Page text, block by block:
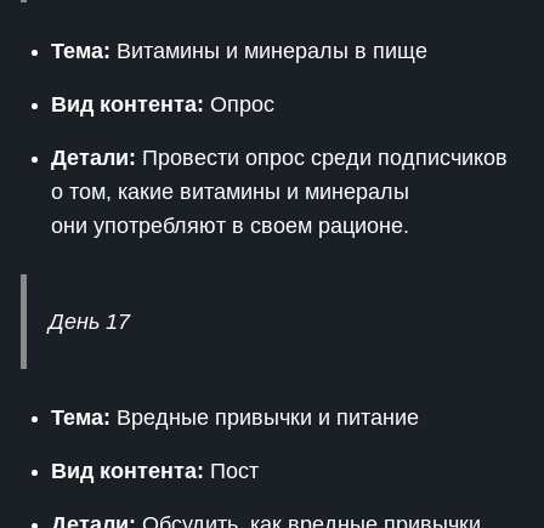
Тема: Витамины и минералы в пище
Вид контента: Опрос
Детали: Провести опрос среди подписчиков
о том, какие витамины и минералы
они употребляют в своем рационе.
День 17
Тема: Вредные привычки и питание
Вид контента: Пост